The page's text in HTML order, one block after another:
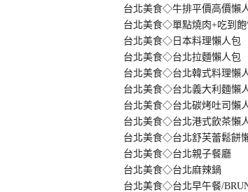
台北美食◇牛排平價高價懶
台北美食◇單點燒肉+吃到
台北美食◇日本料理懶人包
台北美食◇台北拉麵懶人包
台北美食◇台北韓式料理懶
台北美食◇台北義大利麵懶
台北美食◇台北碳烤吐司懶
台北美食◇台北港式飲茶懶
台北美食◇台北舒芙蕾鬆餅
台北美食◇台北親子餐廳
台北美食◇台北麻辣鍋
台北美食◇台北早午餐/